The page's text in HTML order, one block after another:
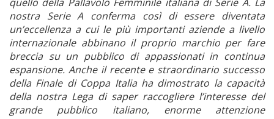
nostra Serie A conferma così di essere diventata
un’eccellenza a cui le più importanti aziende a livello
internazionale abbinano il proprio marchio per fare
breccia su un pubblico di appassionati in continua
espansione. Anche il recente e straordinario successo
della Finale di Coppa Italia ha dimostrato la capacità
della nostra Lega di saper raccogliere l’interesse del
grande pubblico italiano, enorme attenzione